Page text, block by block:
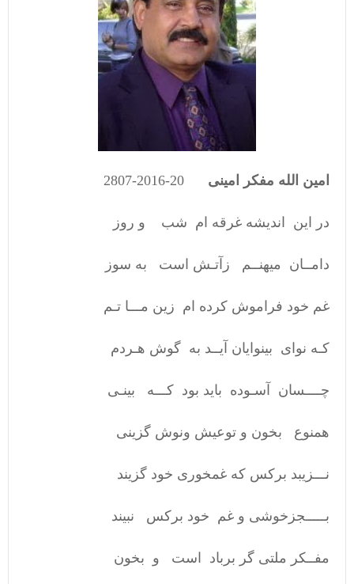
امین الله مفکر امینی
در این اندیشه غرقه ام شب و روز
دامــان میهنــم زآتـش است به سوز
غم خود فراموش کرده ام زین مـــا تـم
کـه نوای بینوایان آیــد به گوش هـردم
چــــسان آسـوده باید بود کـــه بینـی
همنوع بخون و توعیش ونوش گزینی
نـــزیبد برکس که غمخوری خود گزیند
بـــــجزخوشی و غم خود برکس نبیند
مفــکر ملتی گر برباد است و بخون